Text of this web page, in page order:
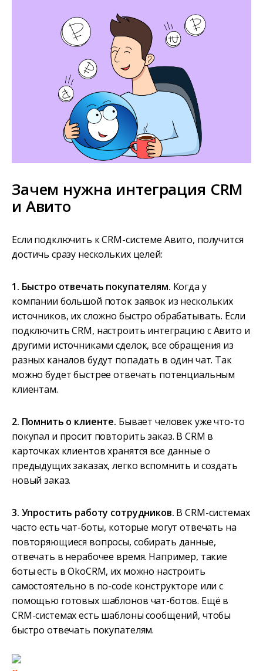
Зачем нужна интеграция CRM
и Авито
Если подключить к CRM-системе Авито, получится
достичь сразу нескольких целей:
1. Быстро отвечать покупателям. Когда у
компании большой поток заявок из нескольких
источников, их сложно быстро обрабатывать. Если
подключить CRM, настроить интеграцию с Авито и
другими источниками сделок, все обращения из
разных каналов будут попадать в один чат. Так
можно будет быстрее отвечать потенциальным
клиентам.
2. Помнить о клиенте. Бывает человек уже что-то
покупал и просит повторить заказ. В CRM в
карточках клиентов хранятся все данные о
предыдущих заказах, легко вспомнить и создать
новый заказ.
3. Упростить работу сотрудников. В CRM-системах
часто есть чат-боты, которые могут отвечать на
повторяющиеся вопросы, собирать данные,
отвечать в нерабочее время. Например, такие
боты есть в OkoCRM, их можно настроить
самостоятельно в no-code конструкторе или с
помощью готовых шаблонов чат-ботов. Ещё в
CRM-системах есть шаблоны сообщений, чтобы
быстро отвечать покупателям.